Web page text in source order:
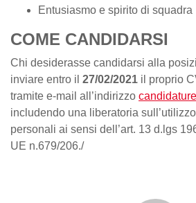
Entusiasmo e spirito di squadra
COME CANDIDARSI
Chi desiderasse candidarsi alla
inviare entro il 27/02/2021 il proprio
tramite e-mail all’indirizzo
includendo una liberatoria
personali ai sensi dell’art. 13 d.lgs
UE n.679/206./